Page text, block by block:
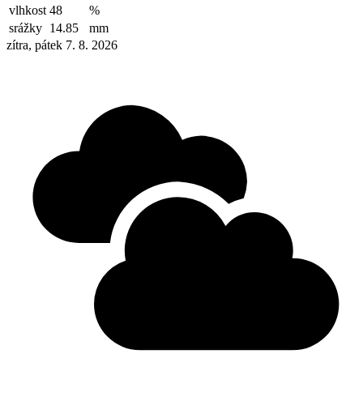
vlhkost 48
%
srážky 14.85
mm
zítra, pátek 7. 8. 2026